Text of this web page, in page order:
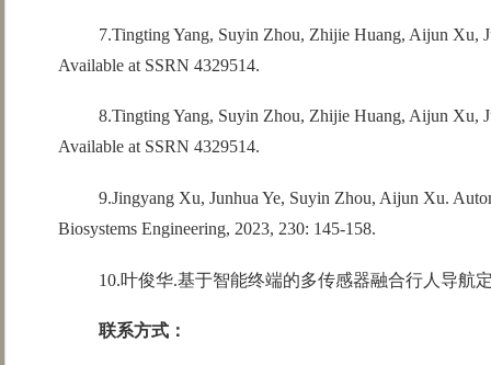
7.Tingting Yang, Suyin Zhou, Zhijie Huang, Aijun Xu,
Available at SSRN 4329514.
8.Tingting Yang, Suyin Zhou, Zhijie Huang, Aijun Xu,
Available at SSRN 4329514.
9.Jingyang Xu, Junhua Ye, Suyin Zhou, Aijun Xu.
Biosystems Engineering, 2023, 230: 145-158.
10.叶俊华.基于智能终端的多传感器融合行人导航
联系方式：